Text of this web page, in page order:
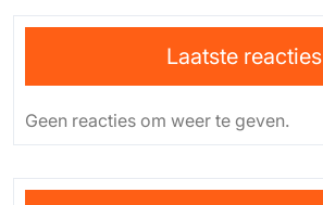
Laatste reacties
Geen reacties om weer te geven.